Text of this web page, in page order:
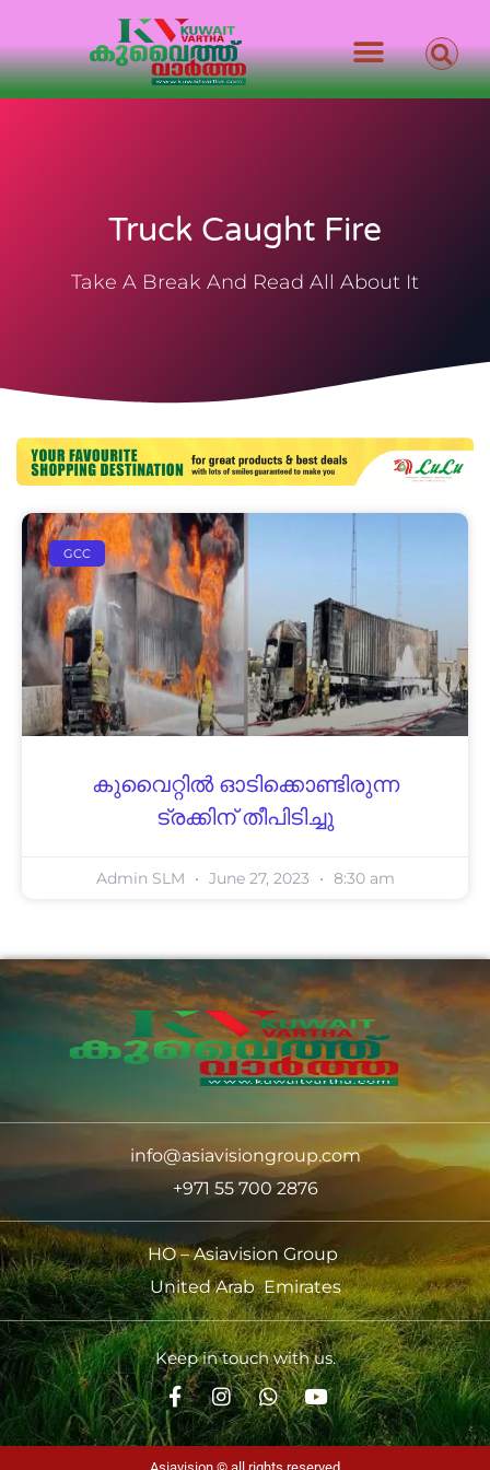
Truck Caught Fire
Take A Break And Read All About It
GCC
കുവൈറ്റിൽ ഓ​ടി​ക്കൊ​ണ്ടി​രു​ന്ന
ട്ര​ക്കി​ന് തീ​പി​ടി​ച്ചു
Admin SLM June 27, 2023 8:30 am
info@asiavisiongroup.com
+971 55 700 2876
HO – Asiavision Group
United Arab Emirates
Keep in touch with us.